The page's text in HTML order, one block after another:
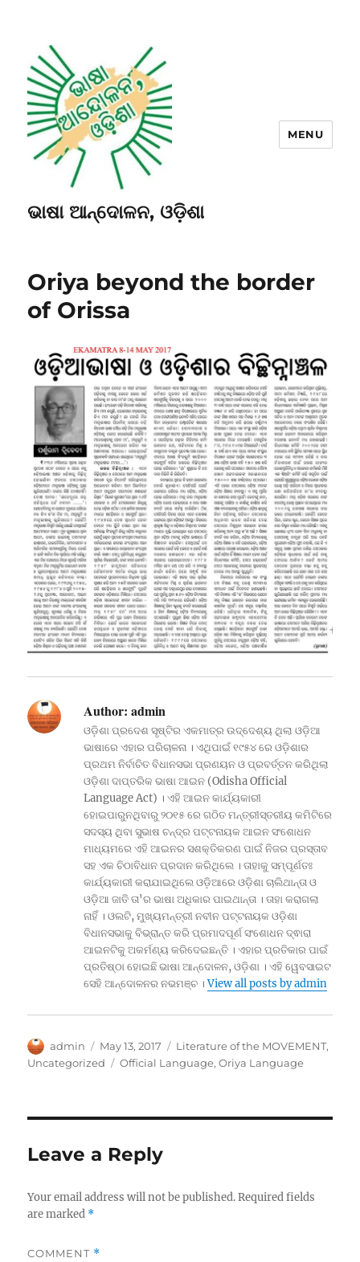
ଭାଷା ଆନ୍ଦୋଳନ, ଓଡ଼ିଶା
MENU
Oriya beyond the border
of Orissa
Author: admin
ଓଡ଼ିଶା ପ୍ରଦେଶ ସୃଷ୍ଟିର ଏକମାତ୍ର ଉଦ୍ଦେଶ୍ୟ ଥିଲା ଓଡ଼ିଆ
ଭାଷାରେ ଏହାର ପରିଚାଳନା । ଏଥିପାଇଁ ୧୯୫୪ ରେ ଓଡ଼ିଶାର
ପ୍ରଥମ ନିର୍ବାଚିତ ବିଧାନସଭା ପ୍ରଣୟନ ଓ ପ୍ରବର୍ତ୍ତନ କରିଥିଲା
ଓଡ଼ିଶା ଦାପ୍ତରିକ ଭାଷା ଆଇନ (Odisha Official
Language Act) । ଏହି ଆଇନ କାର୍ଯ୍ୟକାରୀ
ହୋଇପାରୁନଥିବାରୁ ୨୦୧୫ ରେ ଗଠିତ ମନ୍ତ୍ରୀସ୍ତରୀୟ କମିଟିରେ
ସଦସ୍ୟ ଥିବା ସୁଭାଷ ଚନ୍ଦ୍ର ପଟ୍ଟନାୟକ ଆଇନ ସଂଶୋଧନ
ମାଧ୍ୟମରେ ଏହି ଆଇନର ସଶକ୍ତିକରଣ ପାଇଁ ନିଜର ପ୍ରସ୍ତାବ
ସହ ଏକ ଚିଠାବିଧାନ ପ୍ରଦାନ କରିଥିଲେ । ତାହାକୁ ସମ୍ପୂର୍ଣତଃ
କାର୍ଯ୍ୟକାରୀ କରାଯାଇଥିଲେ ଓଡ଼ିଆରେ ଓଡ଼ିଶା ଚାଲିଥାନ୍ତା ଓ
ଓଡ଼ିଆ ଜାତି ତା'ର ଭାଷା ଅଧିକାର ପାଇଥାନ୍ତା । ତାହା କରାଗଲା
ନାହିଁ । ଓଲଟି, ମୁଖ୍ୟମନ୍ତ୍ରୀ ନବୀନ ପଟ୍ଟନାୟକ ଓଡ଼ିଶା
ବିଧାନସଭାକୁ ବିଭ୍ରାନ୍ତ କରି ପ୍ରମାଦପୂର୍ଣ ସଂଶୋଧନ ଦ୍ଵାରା
ଆଇନଟିକୁ ଅକର୍ମଣ୍ୟ କରିଦେଇଛନ୍ତି । ଏହାର ପ୍ରତିକାର ପାଇଁ
ପ୍ରତିଷ୍ଠା ହୋଇଛି ଭାଷା ଆନ୍ଦୋଳନ, ଓଡ଼ିଶା । ଏହି ୱେବସାଇଟ
ସେହି ଆନ୍ଦୋଳନର ନଭମଞ୍ଚ ।View all posts by admin
Author
admin
Posted
on
May 13, 2017 Categories
Literature of the MOVEMENT,
Uncategorized
Tags
Official Language,Oriya Language
Leave a Reply
Your email address will not be published. Required fields
are marked *
COMMENT *